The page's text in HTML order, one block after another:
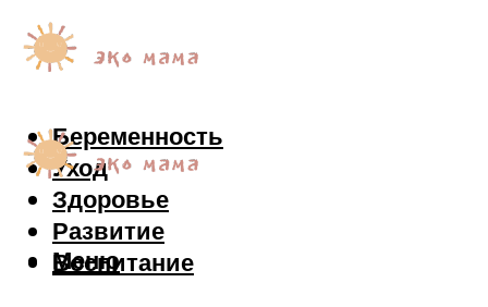
Беременность
Уход
Здоровье
Развитие
Воспитание
Меню